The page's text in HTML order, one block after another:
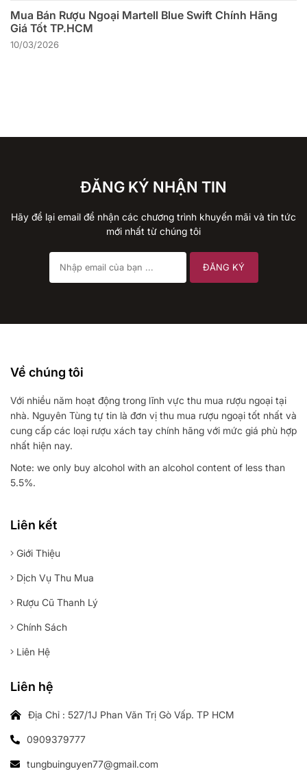
Mua Bán Rượu Ngoại Martell Blue Swift Chính Hãng
Giá Tốt TP.HCM
10/03/2026
ĐĂNG KÝ NHẬN TIN
Hãy để lại email để nhận các chương trình khuyến mãi và tin tức
mới nhất từ chúng tôi
Về chúng tôi
Với nhiều năm hoạt động trong lĩnh vực thu mua rượu ngoại tại
nhà. Nguyên Tùng tự tin là đơn vị thu mua rượu ngoại tốt nhất và
cung cấp các loại rượu xách tay chính hãng với mức giá phù hợp
nhất hiện nay.
Note: we only buy alcohol with an alcohol content of less than
5.5%.
Liên kết
Giới Thiệu
Dịch Vụ Thu Mua
Rượu Cũ Thanh Lý
Chính Sách
Liên Hệ
Liên hệ
Địa Chỉ : 527/1J Phan Văn Trị Gò Vấp. TP HCM
0909379777
tungbuinguyen77@gmail.com